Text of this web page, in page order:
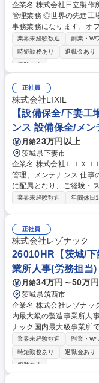
企業名 株式会社日立製作所 求人名 【1824】【障がい者採用】設計
管理業務 ◎世界の先進工場 仕事の内容 業務内容は、一般的な設計
事務業務になります。オ
までのご経験と、希望す
担当業務を決めていきます。 ■設計補助：マニュアルやデータ
ク・入力など、設計開発
業務 ■納期管理業務：仕
電話対応）・部品の手配
務：一般事務・サポート業務 ・ス
【障がい者採用】設計
業界未経験歓迎 副業・W
時短勤務あり
退職金あり
服装自由
正社員
株式会社LIXIL
【設備保全/下妻
ンス 設備保全/メン
月給23万円以上
茨城県下妻市
企業名 株式会社ＬＩＸＩＬ 求人名 【設備保全/下妻工場】生産設備
管理、メンテナンス 仕事の内容 LIXILの主要工場である下妻工場の工機課
に配属となり、ご経験・
ため、生産設備の維持管
して管理職としてチーム
募集職種 【設備保全/下妻
業界未経験歓迎 年間休日
正社員
株式会社レゾナック
26010HR【茨城/
業所人事(労務担当
月給34万円～50万円
茨城県筑西市
企業名 株式会社レゾナック 求人名 26010HR【茨城／下館】レゾナ
内最大級の製造事業所人事(労務担当) 仕事の内容
ナック国内最大級事業所
す。人事教育チーム、労
の労務チームでの採用を予定しておりま
度運用／就労管理／労働
業界未経験歓迎 副業・W
時短勤務あり
退職金あり
服装自由